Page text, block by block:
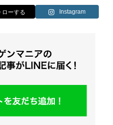
Instagram